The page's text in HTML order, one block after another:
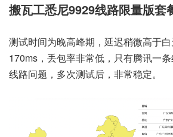
搬瓦工悉尼9929线路限量版套
测试时间为晚高峰期，延迟稍微高于
170ms，丢包率非常低，只有腾讯一
线路问题，多次测试后，非常稳定。